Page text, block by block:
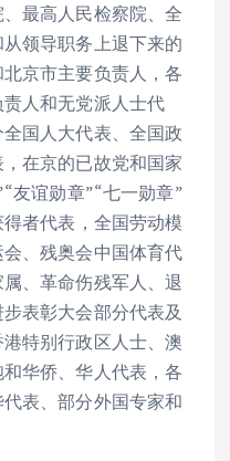
最高人民检察院、全
领导职务上退下来的
京市主要负责人，各
人和无党派人士代
国人大代表、全国政
在京的已故党和国家
友谊勋章”“七一勋章”
者代表，全国劳动模
、残奥会中国体育代
、革命伤残军人、退
表彰大会部分代表及
特别行政区人士、澳
华侨、华人代表，各
表、部分外国专家和